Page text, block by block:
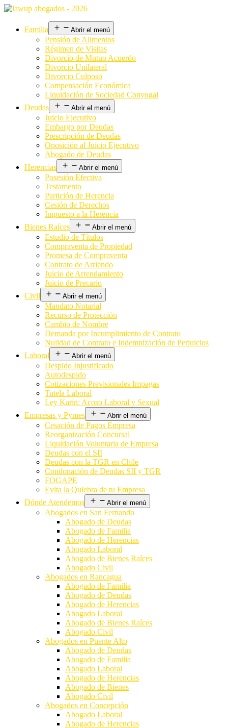
Familia Abrir el menú
Pensión de Alimentos
Régimen de Visitas
Divorcio de Mutuo Acuerdo
Divorcio Unilateral
Divorcio Culposo
Compensación Económica
Liquidación de Sociedad Conyugal
Deudas
Abrir el menú
Juicio Ejecutivo
Embargo por Deudas
Prescripción de Deudas
Oposición al Juicio Ejecutivo
Abogado de Deudas
Herencias
Abrir el menú
Posesión Efectiva
Testamento
Partición de Herencia
Cesión de Derechos
Impuesto a la Herencia
Bienes Raíces
Abrir el menú
Estudio de Títulos
Compraventa de Propiedad
Promesa de Compraventa
Contrato de Arriendo
Juicio de Arrendamiento
Juicio de Precario
Civil
Abrir el menú
Mandato Notarial
Recurso de Protección
Cambio de Nombre
Demanda por Incumplimiento de Contrato
Nulidad de Contrato e Indemnización de Perjuicios
Laboral
Abrir el menú
Despido Injustificado
Autodespido
Cotizaciones Previsionales Impagas
Tutela Laboral
Ley Karin: Acoso Laboral y Sexual
Empresas y Pymes
Abrir el menú
Cesación de Pagos Empresa
Reorganización Concursal
Liquidación Voluntaria de Empresa
Deudas con el SII
Deudas con la TGR en Chile
Condonación de Deudas SII y TGR
FOGAPE
Evita la Quiebra de tu Empresa
Dónde Atendemos
Abrir el menú
Abogados en San Fernando
Abogado de Deudas
Abogado de Familia
Abogado de Herencias
Abogado Laboral
Abogado de Bienes Raíces
Abogado Civil
Abogados en Rancagua
Abogado de Familia
Abogado de Deudas
Abogado de Herencias
Abogado Laboral
Abogado de Bienes Raíces
Abogado Civil
Abogados en Puente Alto
Abogado de Deudas
Abogado de Familia
Abogado Laboral
Abogado de Herencias
Abogado de Bienes
Abogado Civil
Abogados en Concepción
Abogado Laboral
Abogado de Herencias